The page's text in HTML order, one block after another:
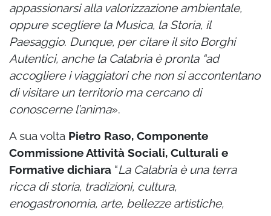
appassionarsi alla valorizzazione ambientale,
oppure scegliere la Musica, la Storia, il
Paesaggio. Dunque, per citare il sito Borghi
Autentici, anche la Calabria è pronta “ad
accogliere i viaggiatori che non si accontentano
di visitare un territorio ma cercano di
conoscerne l’anima».
A sua volta Pietro Raso, Componente
Commissione Attività Sociali, Culturali e
Formative dichiara “La Calabria è una terra
ricca di storia, tradizioni, cultura,
enogastronomia, arte, bellezze artistiche,